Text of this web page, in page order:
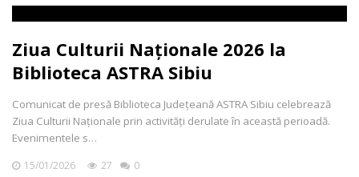
Ziua Culturii Naționale 2026 la
Biblioteca ASTRA Sibiu
Comunicat de presă Biblioteca Județeană ASTRA Sibiu celebrează
Ziua Culturii Naționale prin activități derulate în această perioadă.
Evenimentele s…
15/01/2026 27 0